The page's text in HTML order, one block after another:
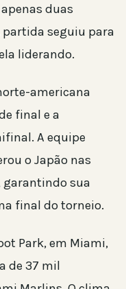
duas
partida seguiu para
liderando.
americana
final e a
A equipe
o Japão nas
garantindo sua
final do torneio.
Park, em Miami,
de 37 mil